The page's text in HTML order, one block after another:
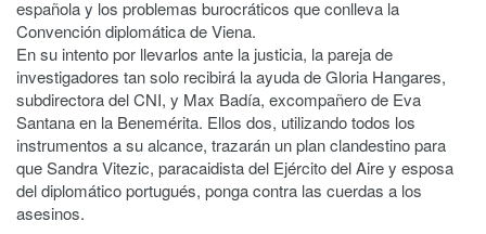
española y los problemas burocráticos que conlleva la
Convención diplomática de Viena.
En su intento por llevarlos ante la justicia, la pareja de
investigadores tan solo recibirá la ayuda de Gloria Hangares,
subdirectora del CNI, y Max Badía, excompañero de Eva
Santana en la Benemérita. Ellos dos, utilizando todos los
instrumentos a su alcance, trazarán un plan clandestino para
que Sandra Vitezic, paracaidista del Ejército del Aire y esposa
del diplomático portugués, ponga contra las cuerdas a los
asesinos.